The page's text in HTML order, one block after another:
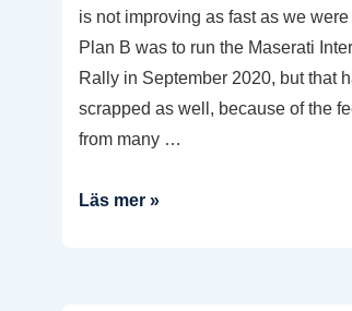
is not improving as fast as we
Plan B was to run the Maserati
Rally in September 2020, but that
scrapped as well, because of the
from many …
Maserati
Läs mer »